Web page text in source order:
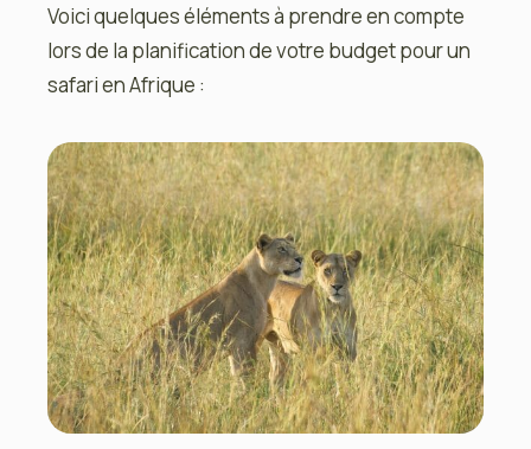
Voici quelques éléments à prendre en compte
lors de la planification de votre budget pour un
safari en Afrique :